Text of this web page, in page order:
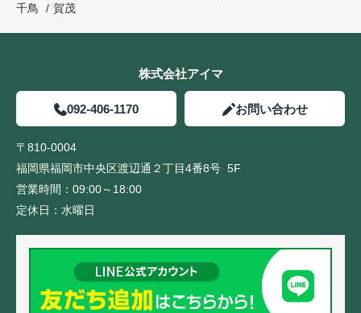
千鳥
賀茂
株式会社アイマ
092-406-1170 お問い合わせ
〒810-0004
福岡県福岡市中央区渡辺通２丁目4番8号 5F
営業時間： 09:00～18:00
定休日： 水曜日